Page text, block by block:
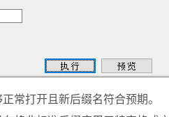
常打开且新后缀名符合预期。